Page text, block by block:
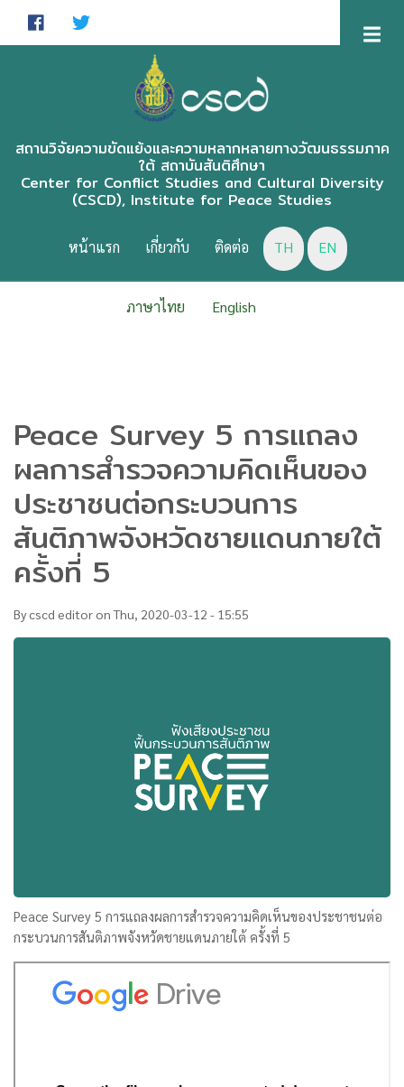
สถานวิจัยความขัดแย้งและความหลากหลายทางวัฒนธรรมภาค
ใต้ สถาบันสันติศึกษา
Center for Conflict Studies and Cultural Diversity
(CSCD), Institute for Peace Studies
หน้าแรก เกี่ยวกับ ติดต่อ TH EN
ภาษาไทย English
Peace Survey 5 การแถลง
ผลการสำรวจความคิดเห็นของ
ประชาชนต่อกระบวนการ
สันติภาพจังหวัดชายแดนภายใต้
ครั้งที่ 5
Bycscd editoronThu, 2020-03-12 - 15:55
Peace Survey 5 การแถลงผลการสำรวจความคิดเห็นของประชาชนต่อ
กระบวนการสันติภาพจังหวัดชายแดนภายใต้ ครั้งที่ 5